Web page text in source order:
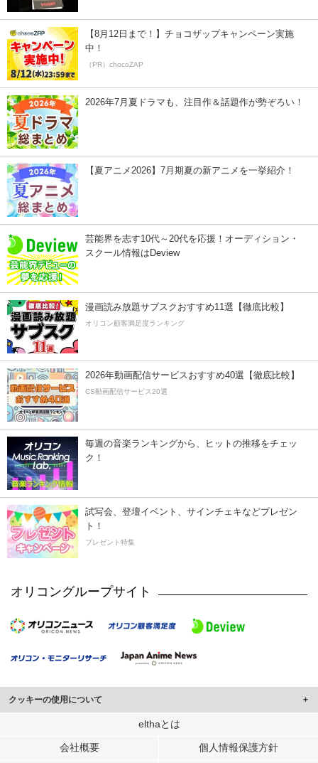
【8月12日まで！】チョコザップキャンペーン実施
中！
（PR）chocoZAP
2026年7月夏ドラマも、注目作＆話題作が勢ぞろい！
【夏アニメ2026】7月期夏の新アニメを一挙紹介！
芸能界を志す10代～20代を応援！オーディション・
スクール情報はDeview
漫画読み放題サブスクおすすめ11選【徹底比較】
オリコン顧客満足度ランキング
2026年動画配信サービスおすすめ40選【徹底比較】
CS動画配信サービス20選
毎週の音楽ランキングから、ヒットの推移をチェッ
ク！
試写会、登壇イベント、サインチェキなどプレゼン
ト！
プレゼント特集
オリコングループサイト
クッキーの使用について
このサイトでは Cookie を使用して、ユーザーに合わせたコンテンツや広告の
行っています。
elthaとは
会社概要 個人情報保護方針